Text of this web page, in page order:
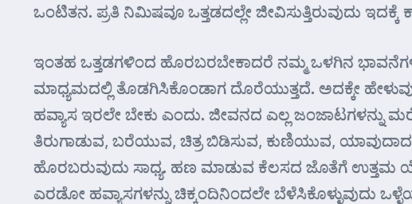
ಒಂಟಿತನ. ಪ್ರತಿ ನಿಮಿಷವೂ ಒತ್ತಡದಲ್ಲೇ ಜೀವಿಸುತ್ತಿರುವುದು ಇದಕ್ಕೆ
ಇಂತಹ ಒತ್ತಡಗಳಿಂದ ಹೊರಬರಬೇಕಾದರೆ ನಮ್ಮ ಒಳಗಿನ
ಮಾಧ್ಯಮದಲ್ಲಿ ತೊಡಗಿಸಿಕೊಂಡಾಗ ದೊರೆಯುತ್ತದೆ. ಅದಕ್ಕೇ
ಹವ್ಯಾಸ ಇರಲೇ ಬೇಕು ಎಂದು. ಜೀವನದ ಎಲ್ಲ ಜಂಜಾಟಗಳನ್ನು
ತಿರುಗಾಡುವ, ಬರೆಯುವ, ಚಿತ್ರ ಬಿಡಿಸುವ, ಕುಣಿಯುವ,
ಹೊರಬರುವುದು ಸಾಧ್ಯ. ಹಣ ಮಾಡುವ ಕೆಲಸದ ಜೊತೆಗೆ ಉತ್ತಮ
ಎರಡೋ ಹವ್ಯಾಸಗಳನ್ನು ಚಿಕ್ಕಂದಿನಿಂದಲೇ ಬೆಳೆಸಿಕೊಳ್ಳುವುದು